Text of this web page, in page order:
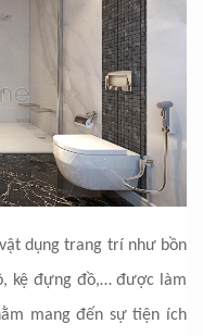
dụng trang trí như bồn
kệ đựng đồ,… được làm
mang đến sự tiện ích